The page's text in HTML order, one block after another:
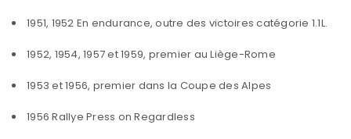
1951, 1952 En endurance, outre des victoires catégorie 1.1L.
1952, 1954, 1957 et 1959, premier au Liège-Rome
1953 et 1956, premier dans la Coupe des Alpes
1956 Rallye Press on Regardless